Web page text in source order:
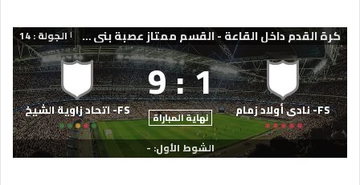
كرة القدم داخل القاعة - القسم ممتاز عصبة بني ملال خنيفرة | الجولة : 14
FS- نادي أولاد زمام 1
:
9
نهاية المباراة FS- اتحاد زاوية الشيخ
الشوط الأول: -